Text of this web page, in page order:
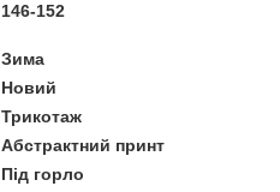
146-152
Зима
Новий
Трикотаж
Абстрактний принт
Під горло